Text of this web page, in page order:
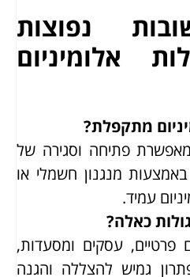
נפוצות
אלומיניום
מתקפלת?
פתיחה וסגירה של
מנגנון חשמלי או
עמיד.
כאלה?
פרטיים, עסקים ומסעדות,
גמיש להצללה והגנה